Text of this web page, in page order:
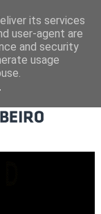
its services
user-agent are
and security
usage